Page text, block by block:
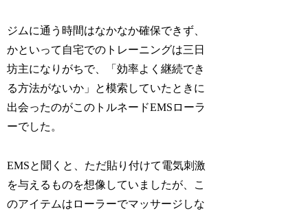
ジムに通う時間はなかなか確保できず、
かといって自宅でのトレーニングは三日
坊主になりがちで、「効率よく継続でき
る方法がないか」と模索していたときに
出会ったのがこのトルネードEMSローラ
ーでした。
EMSと聞くと、ただ貼り付けて電気刺激
を与えるものを想像していましたが、こ
のアイテムはローラーでマッサージしな